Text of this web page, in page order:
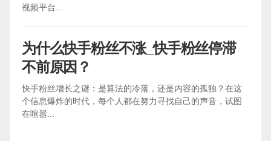
视频平台...
为什么快手粉丝不涨_快手粉丝停滞
不前原因？
快手粉丝增长之谜：是算法的冷落，还是内容的孤独？在这
个信息爆炸的时代，每个人都在努力寻找自己的声音，试图
在喧嚣...